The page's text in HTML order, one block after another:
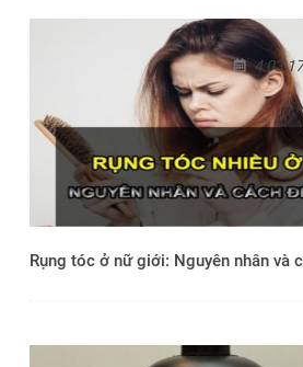
Rụng tóc ở nữ giới: Nguyên nhân và
4:03